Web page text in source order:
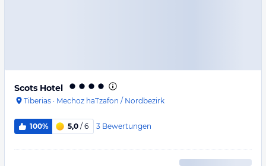
Scots Hotel
Tiberias · Mechoz haTzafon / Nordbezirk
100% 5,0 / 6 3 Bewertungen